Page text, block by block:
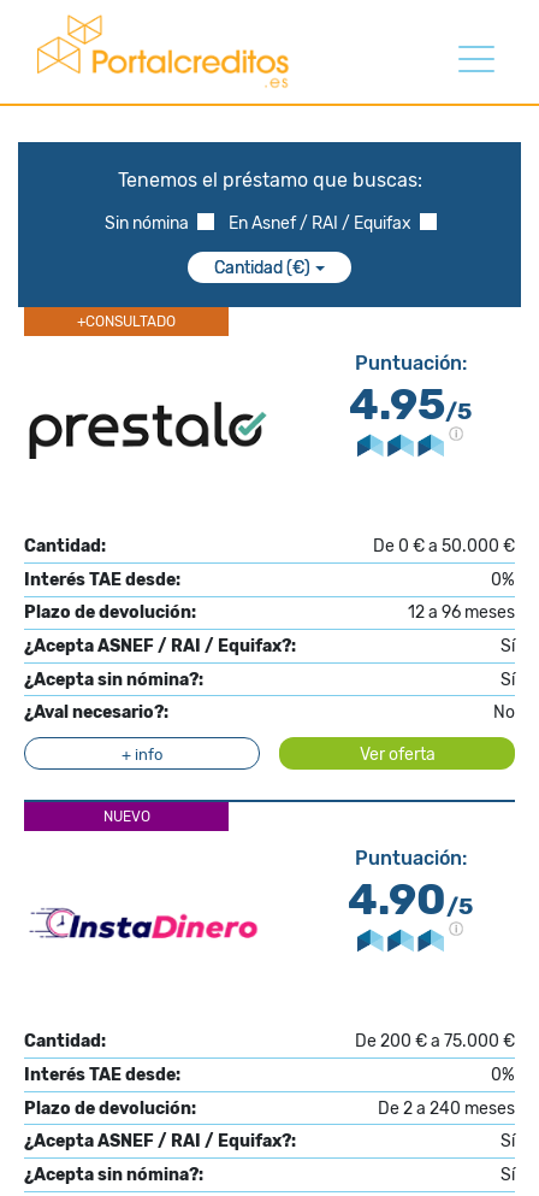
Tenemos el préstamo que buscas:
Sin nómina En Asnef / RAI / Equifax
Cantidad (€)
+CONSULTADO
Puntuación:
4.95/5
Cantidad:
De 0 € a 50.000 €
Interés TAE desde:
0%
Plazo de devolución:
12 a 96 meses
¿Acepta ASNEF / RAI / Equifax?:
Sí
¿Acepta sin nómina?:
Sí
¿Aval necesario?:
No
+ info Ver oferta
NUEVO
Puntuación:
4.90/5
Cantidad:
De 200 € a 75.000 €
Interés TAE desde:
0%
Plazo de devolución:
De 2 a 240 meses
¿Acepta ASNEF / RAI / Equifax?:
Sí
¿Acepta sin nómina?:
Sí